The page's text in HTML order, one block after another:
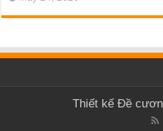
Thiết kế Đề